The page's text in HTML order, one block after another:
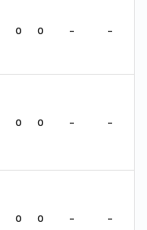
0 0 - -
0 0 - -
0 0 - -